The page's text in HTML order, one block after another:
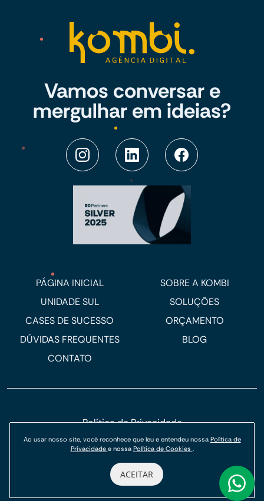
Vamos conversar e
mergulhar em ideias?
PÁGINA INICIAL
SOBRE A KOMBI
UNIDADE SUL
SOLUÇÕES
CASES DE SUCESSO
ORÇAMENTO
DÚVIDAS FREQUENTES
BLOG
CONTATO
Política de Privacidade
Política de Cookies
© Kombi Agência Digital 2026.
Ao usar nosso site, você reconhece que leu e entendeu nossa Política de
Privacidade e nossa Política de Cookies .
ACEITAR